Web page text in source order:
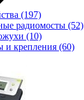
(197)
радиомосты (52)
(10)
и крепления (60)